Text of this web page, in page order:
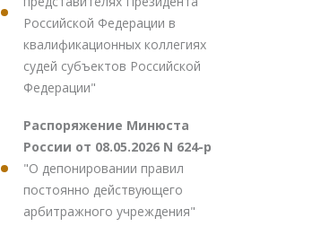
Российской Федерации в
квалификационных коллегиях
судей субъектов Российской
Федерации"
Распоряжение Минюста
России от 08.05.2026 N 624-р
"О депонировании правил
постоянно действующего
арбитражного учреждения"